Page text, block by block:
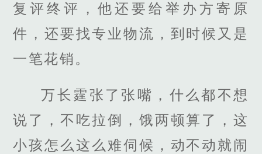
复评终评，他还要给举办方寄原
件，还要找专业物流，到时候又是
一笔花销。
万长霆张了张嘴，什么都不想
说了，不吃拉倒，饿两顿算了，这
小孩怎么这么难伺候，动不动就闹